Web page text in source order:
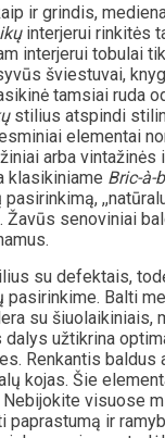
ir grindis,
interjerui rinkitės
interjerui tobulai
šviestuvai,
tamsiai ruda
stilius atspindi
elementai
arba
klasikiniame Bric-à-
Žavūs senoviniai
su defektais,
Balti
su šiuolaikiniais,
dalys užtikrina
Renkantis baldus
kojas. Šie
visuose
paprastumą ir